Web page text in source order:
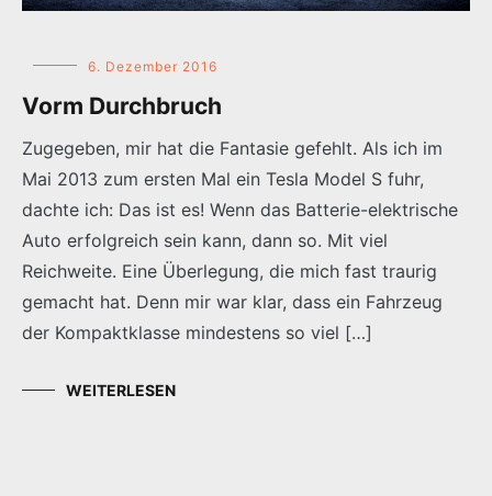
6. Dezember 2016
Vorm Durchbruch
Zugegeben, mir hat die Fantasie gefehlt. Als ich im
Mai 2013 zum ersten Mal ein Tesla Model S fuhr,
dachte ich: Das ist es! Wenn das Batterie-elektrische
Auto erfolgreich sein kann, dann so. Mit viel
Reichweite. Eine Überlegung, die mich fast traurig
gemacht hat. Denn mir war klar, dass ein Fahrzeug
der Kompaktklasse mindestens so viel […]
WEITERLESEN